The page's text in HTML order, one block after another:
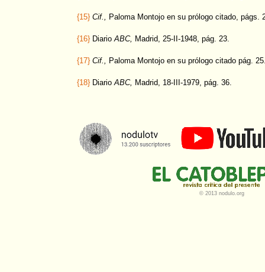
{15} Cif., Paloma Montojo en su prólogo citado, págs.
{16} Diario ABC, Madrid, 25-II-1948, pág. 23.
{17} Cif., Paloma Montojo en su prólogo citado pág.
{18} Diario ABC, Madrid, 18-III-1979, pág. 36.
© 2013 nodulo.org